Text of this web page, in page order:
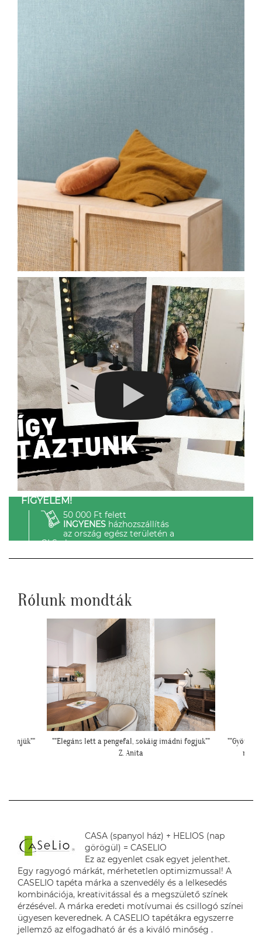
FIGYELEM!
50 000 Ft felett
INGYENESházhozszállítás
az ország egész területén a
GLS-el.
Rólunk mondták
""Elegáns lett a pengefal, sokáig imádni fogjuk""
Z. Anita
CASA (spanyol ház) + HELIOS (nap
görögül) = CASELIO
Ez az egyenlet csak egyet jelenthet.
Egy ragyogó márkát, mérhetetlen optimizmussal! A
CASELIO tapéta márka a szenvedély és a lelkesedés
kombinációja, kreativitással és a megszülető színek
érzésével. A márka eredeti motívumai és csillogó színei
ügyesen keverednek. A CASELIO tapétákra egyszerre
jellemző az elfogadható ár és a kiváló minőség .